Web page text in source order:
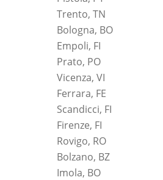
Trento, TN
Bologna, BO
Empoli, FI
Prato, PO
Vicenza, VI
Ferrara, FE
Scandicci, FI
Firenze, FI
Rovigo, RO
Bolzano, BZ
Imola, BO